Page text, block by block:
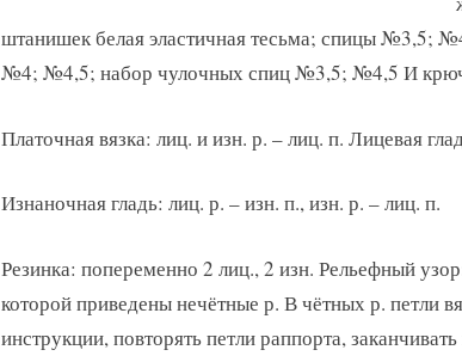
штанишек белая эластичная тесьма; спицы №3,5;
№4; №4,5; набор чулочных спиц №3,5; №4,5 И
Платочная вязка: лиц. и изн. р. – лиц. п. Лицевая
Изнаночная гладь: лиц. р. – изн. п., изн. р. – лиц. п.
Резинка: попеременно 2 лиц., 2 изн. Рельефный
которой приведены нечётные р. В чётных р. петли
инструкции, повторять петли раппорта,